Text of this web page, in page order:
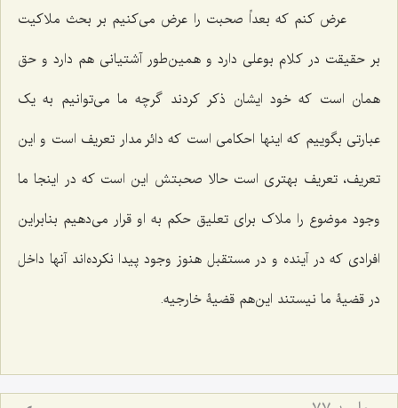
عرض کنم که بعداً صحبت را عرض می‌کنیم بر بحث ملاکیت
بر حقیقت در کلام بوعلی دارد و همین‌طور آشتیانی هم دارد و حق
همان است که خود ایشان ذکر کردند گرچه ما می‌توانیم به یک
عبارتی بگوییم که اینها احکامی است که دائر مدار تعریف است و این
تعریف، تعریف بهتری است حالا صحبتش این است که در اینجا ما
وجود موضوع را ملاک برای تعلیق حکم به او قرار می‌دهیم بنابراین
افرادی که در آینده و در مستقبل هنوز وجود پیدا نکرده‌اند آنها داخل
در قضیۀ ما نیستند این‌هم قضیۀ خارجیه.